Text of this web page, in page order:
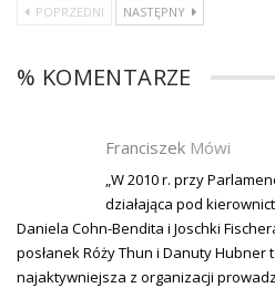
POPRZEDNI NASTĘPNY
% KOMENTARZE
Franciszek Mówi
„W 2010 r. przy
działająca pod
Daniela Cohn-Bendita i Joschki
posłanek Róży Thun i Danuty Hubner
najaktywniejsza z organizacji